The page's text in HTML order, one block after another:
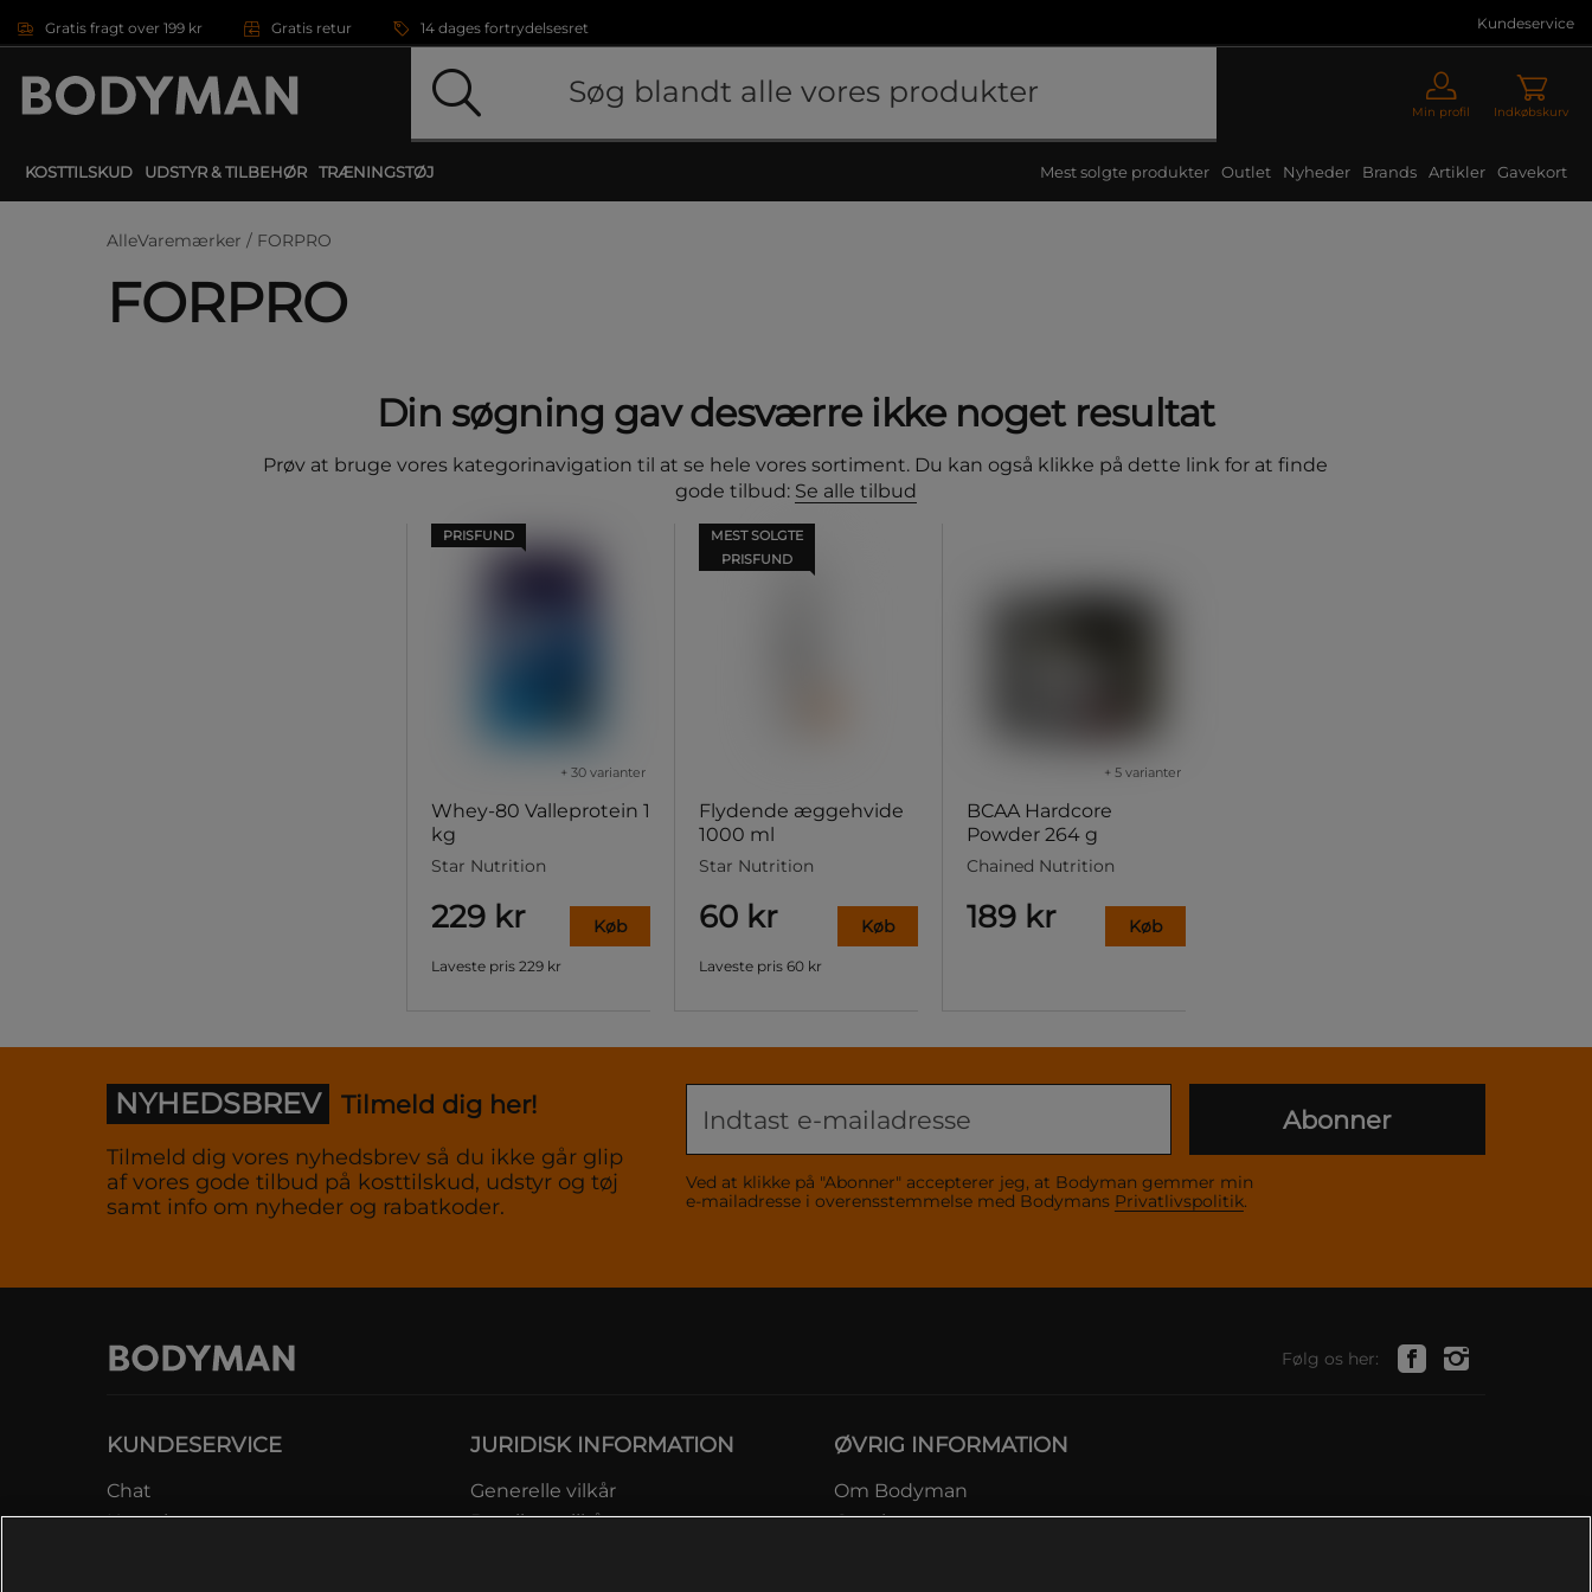
Gratis fragt over 199 kr Gratis retur 14 dages fortrydelsesret Kundeservice
Min profil Indkøbskurv
KOSTTILSKUD UDSTYR & TILBEHØR TRÆNINGSTØJ Mest solgte produkter Outlet Nyheder Brands Artikler Gavekort
AlleVaremærker / FORPRO
FORPRO
Din søgning gav desværre ikke noget resultat
Prøv at bruge vores kategorinavigation til at se hele vores sortiment. Du kan også klikke på dette link for at finde
gode tilbud: Se alle tilbud
PRISFUND
Whey-80 Valleprotein 1
kg
+ 30 varianter
Star Nutrition
229 kr Køb
Laveste pris 229 kr
MEST SOLGTE
PRISFUND
Flydende æggehvide
1000 ml
Star Nutrition
60 kr Køb
Laveste pris 60 kr
BCAA Hardcore
Powder 264 g
+ 5 varianter
Chained Nutrition
189 kr Køb
NYHEDSBREV Tilmeld dig her!
Tilmeld dig vores nyhedsbrev så du ikke går glip
af vores gode tilbud på kosttilskud, udstyr og tøj
samt info om nyheder og rabatkoder.
Ved at klikke på "Abonner" accepterer jeg, at Bodyman gemmer min
e-mailadresse i overensstemmelse med Bodymans Privatlivspolitik.
Abonner
Følg os her:
KUNDESERVICE
Chat
Kontakt
JURIDISK INFORMATION
Generelle vilkår
Betalingsvilkår
ØVRIG INFORMATION
Om Bodyman
Gavekort